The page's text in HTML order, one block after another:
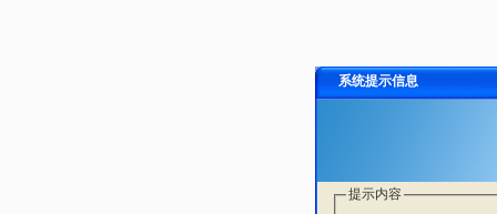
系统提示信息
提示内容